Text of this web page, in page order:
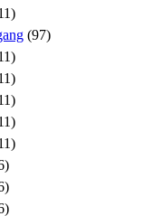
(97)